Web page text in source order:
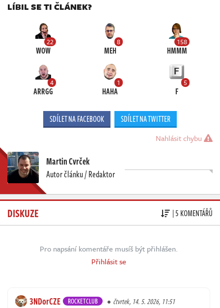
LÍBIL SE TI ČLÁNEK?
22
WOW
8
MEH
158
HMMM
4
ARRGG
1
HAHA
5
F
SDÍLET NA FACEBOOK SDÍLET NA TWITTER
Nahlásit chybu
Martin Cvrček
Autor článku / Redaktor
DISKUZE | 5 KOMENTÁŘŮ
Pro napsání komentáře musíš být přihlášen.
Přihlásit se
3NDorCZE ROCKETCLUB čtvrtek, 14. 5. 2026, 11:51